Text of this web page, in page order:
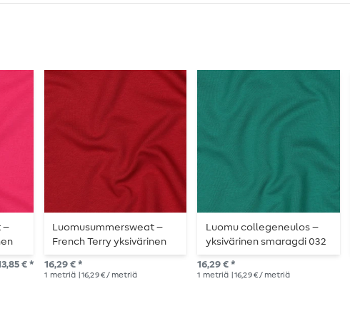
–
€ *
Luomusummersweat –
French Terry yksivärinen
viininpunainen 041
16,29 € *
1 metriä | 16,29 € / metriä
Luomu collegeneulos –
yksivärinen smaragdi 032
16,29 € *
1 metriä | 16,29 € / metriä